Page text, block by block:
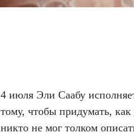
4 июля Эли Саабу
тому, чтобы придумать,
никто не мог толком